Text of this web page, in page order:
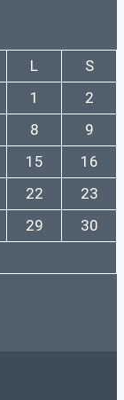
L
S
1
2
8
9
15
16
22
23
29
30